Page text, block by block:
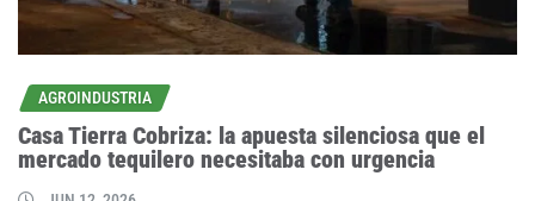
AGROINDUSTRIA
Casa Tierra Cobriza: la apuesta silenciosa que el
mercado tequilero necesitaba con urgencia